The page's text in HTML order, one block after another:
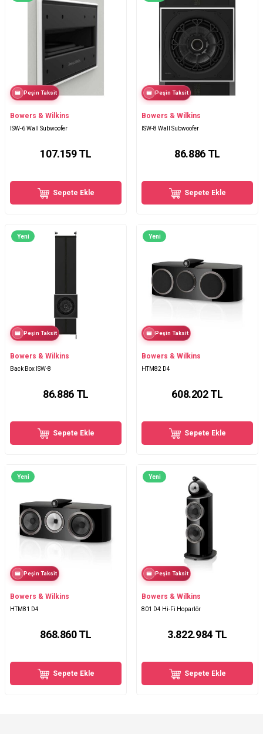
Peşin Taksit
Bowers & Wilkins
ISW-6 Wall Subwoofer
107.159TL
Sepete Ekle
Peşin Taksit
Bowers & Wilkins
ISW-8 Wall Subwoofer
86.886TL
Sepete Ekle
Yeni
Peşin Taksit
Bowers & Wilkins
Back Box ISW-8
86.886TL
Sepete Ekle
Yeni
Peşin Taksit
Bowers & Wilkins
HTM82 D4
608.202TL
Sepete Ekle
Yeni
Peşin Taksit
Bowers & Wilkins
HTM81 D4
868.860TL
Sepete Ekle
Yeni
Peşin Taksit
Bowers & Wilkins
801 D4 Hi-Fi Hoparlör
3.822.984TL
Sepete Ekle